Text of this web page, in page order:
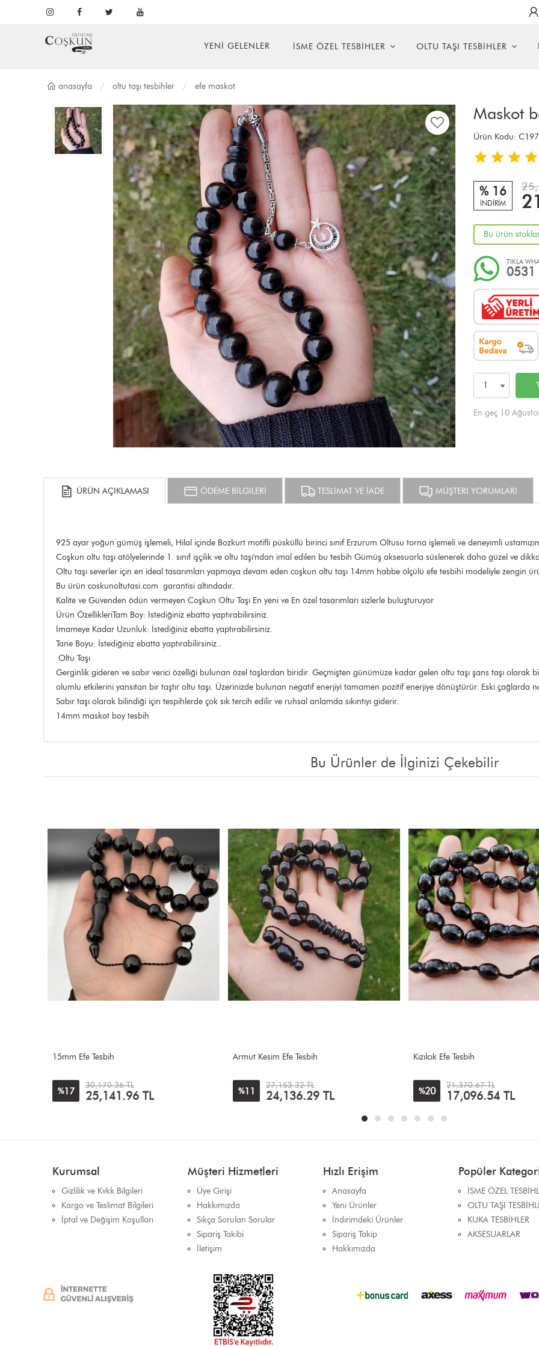
YENİ GELENLER İSME ÖZEL TESBİHLER OLTU TAŞI TESBİHLER
anasayfa oltu taşi tesbi̇hler efe maskot
Maskot
Ürün Kodu: C197
% 16
İNDİRİM
Bu ürün
TIKLA
0531
En geç 10
ÜRÜN AÇIKLAMASI ÖDEME BİLGİLERİ TESLİMAT VE İADE MÜŞTERİ YORUMLARI
925 ayar yoğun gümüş işlemeli, Hilal içinde Bozkurt motifli püsküllü birinci sınıf Erzurum Oltusu torna işlemeli ve deneyimli
Coşkun oltu taşı atölyelerinde 1. sınıf işçilik ve oltu taşı'ndan imal edilen bu tesbih Gümüş aksesuarla süslenerek daha güzel ve
Oltu taşı severler için en ideal tasarımları yapmaya devam eden coşkun oltu taşı 14mm habbe ölçülü efe tesbihi modeliyle zengin
Bu ürün coskunoltutasi.com garantisi altındadır.
Kalite ve Güvenden ödün vermeyen Coşkun Oltu Taşı En yeni ve En özel tasarımları sizlerle buluşturuyor
Ürün ÖzellikleriTam Boy: İstediğiniz ebatta yaptırabilirsiniz.
İmameye Kadar Uzunluk: İstediğiniz ebatta yaptırabilirsiniz.
Tane Boyu: İstediğiniz ebatta yaptırabilirsiniz..
Oltu Taşı
Gerginlik gideren ve sabır verici özelliği bulunan özel taşlardan biridir. Geçmişten günümüze kadar gelen oltu taşı şans taşı olarak
olumlu etkilerini yansıtan bir taştır oltu taşı. Üzerinizde bulunan negatif enerjiyi tamamen pozitif enerjiye dönüştürür. Eski çağlarda
Sabır taşı olarak bilindiği için tespihlerde çok sık tercih edilir ve ruhsal anlamda sıkıntıyı giderir.
14mm maskot boy tesbih
Bu Ürünler de İlginizi Çekebilir
Armut Kesim Efe Tesbih
%11
27,153.32 TL
24,136.29 TL
Kızılcık Efe Tesbih
%20
21,370.67 TL
17,096.54 TL
33 taneli EFE BOY TESBİH
%17
60,340.72 TL
50,283.93 TL
Kurumsal
Gizlilik ve Kvkk Bilgileri
Kargo ve Teslimat Bilgileri
İptal ve Değişim Koşulları
Müşteri Hizmetleri
Üye Girişi
Hakkımızda
Sıkça Sorulan Sorular
Sipariş Takibi
İletişim
Hızlı Erişim
Anasayfa
Yeni Ürünler
İndirimdeki Ürünler
Sipariş Takip
Hakkımızda
Popüler
İSME ÖZEL
OLTU TAŞI
KUKA TESBİHLER
AKSESUARLAR